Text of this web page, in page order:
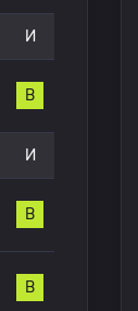
И
В
И
В
В